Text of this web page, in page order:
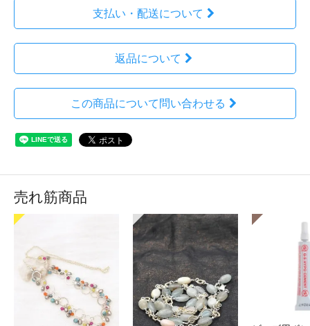
支払い・配送について
返品について
この商品について問い合わせる
売れ筋商品